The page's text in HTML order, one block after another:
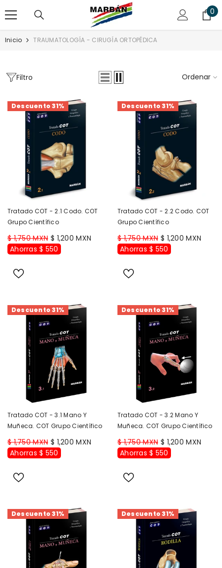
0
0
Inicio TRAUMATOLOGÍA - CIRUGÍA ORTOPÉDICA
Filtro Ordenar
Descuento 31%
Tratado COT - 2.1 Codo. COT
Grupo Científico
$ 1,750 MXN $ 1,200 MXN
Ahorras $ 550
Descuento 31%
Tratado COT - 2.2 Codo. COT
Grupo Científico
$ 1,750 MXN $ 1,200 MXN
Ahorras $ 550
Descuento 31%
Tratado COT - 3.1 Mano Y
Muñeca. COT Grupo Científico
$ 1,750 MXN $ 1,200 MXN
Ahorras $ 550
Descuento 31%
Tratado COT - 3.2 Mano Y
Muñeca. COT Grupo Científico
$ 1,750 MXN $ 1,200 MXN
Ahorras $ 550
Descuento 31% Descuento 31%